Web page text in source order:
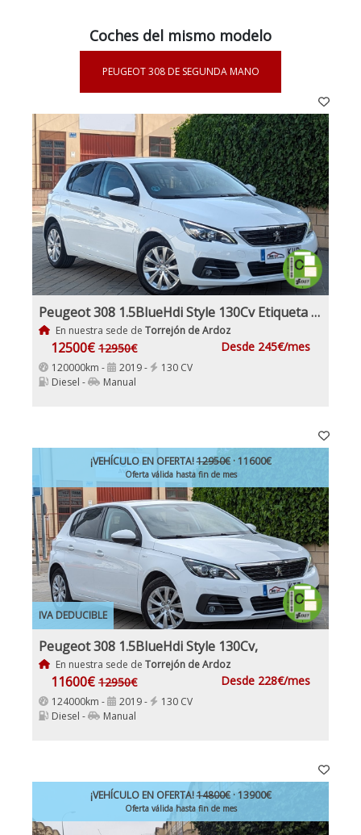
Coches del mismo modelo
PEUGEOT 308 DE SEGUNDA MANO
Peugeot 308 1.5BlueHdi Style 130Cv Etiqueta Medioambiental C
En nuestra sede de Torrejón de Ardoz
12500€ 12950€ Desde 245€/mes
120000km - 2019 -
130 CV
Diesel -
Manual
IVA DEDUCIBLE
¡VEHÍCULO EN OFERTA!12950€· 11600€
Oferta válida hasta fin de mes
Peugeot 308 1.5BlueHdi Style 130Cv,
En nuestra sede de Torrejón de Ardoz
11600€ 12950€ Desde 228€/mes
124000km - 2019 -
130 CV
Diesel -
Manual
¡VEHÍCULO EN OFERTA!14800€· 13900€
Oferta válida hasta fin de mes